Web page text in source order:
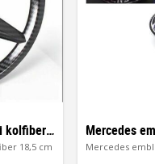
Mercedes emblem till grillen i kolfiber 18,5 cm
18,5 cm